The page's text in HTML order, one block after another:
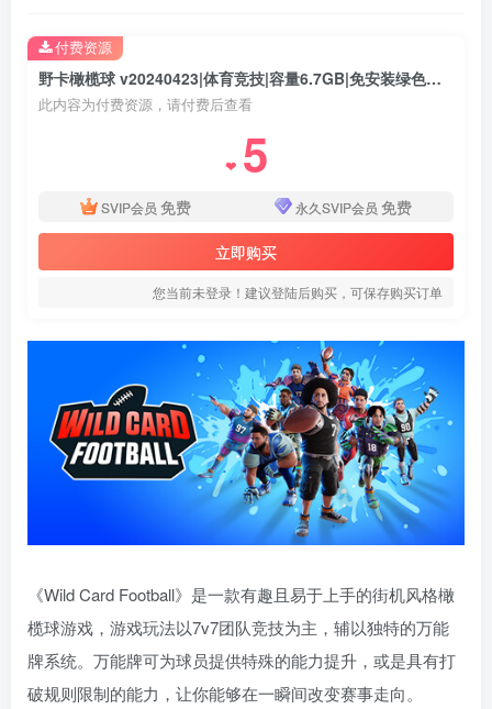
野卡橄榄球 v20240423|体育竞技|容量6.7GB|免安装绿色英文版
此内容为付费资源，请付费后查看
❤ 5
SVIP会员 免费 永久SVIP会员 免费
立即购买
您当前未登录！建议登陆后购买，可保存购买订单
付费资源
《Wild Card Football》是一款有趣且易于上手的街机风格橄
榄球游戏，游戏玩法以7v7团队竞技为主，辅以独特的万能
牌系统。万能牌可为球员提供特殊的能力提升，或是具有打
破规则限制的能力，让你能够在一瞬间改变赛事走向。